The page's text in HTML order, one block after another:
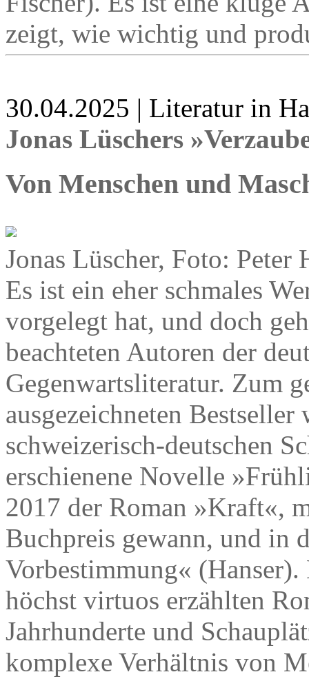
zeigt, wie wichtig und
30.04.2025 | Literatur in
Jonas Lüschers
Von Menschen und
Jonas Lüscher, Foto: Peter
Es ist ein eher schmales
vorgelegt hat, und doch
beachteten Autoren der
Gegenwartsliteratur. Zum
ausgezeichneten
schweizerisch-deutschen
erschienene Novelle
2017 der Roman »Kraft«,
Buchpreis gewann, und in
Vorbestimmung«
höchst virtuos erzählten
Jahrhunderte und
komplexe Verhältnis von